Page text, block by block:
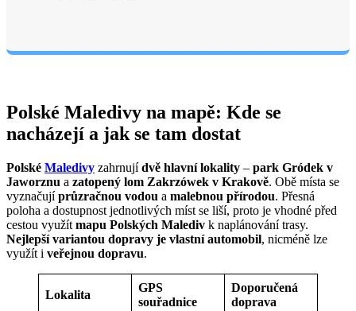
Polské Maledivy na mapě: Kde se
nacházejí a jak se tam dostat
Polské Maledivy zahrnujídvě hlavní lokality – park Gródek v
Jaworznu a zatopený lom Zakrzówek v Krakově. Obě místa se
vyznačujíprůzračnou vodou a malebnou přírodou. Přesná
poloha a dostupnost jednotlivých míst se liší, proto je vhodné před
cestou využít mapu Polských Malediv k naplánování trasy.
Nejlepší variantou dopravy je vlastní automobil, nicméně lze
využít i veřejnou dopravu.
Lokalita
GPS
souřadnice
Doporučená
doprava